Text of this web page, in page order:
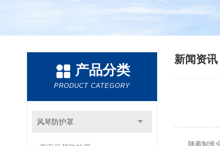
产品分类
PRODUCT CATEGORY
风琴防护罩
新闻资讯
随着制造业